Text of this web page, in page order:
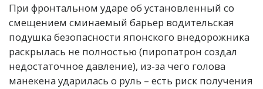
При фронтальном ударе об установленный со
смещением сминаемый барьер водительская
подушка безопасности японского внедорожника
раскрылась не полностью (пиропатрон создал
недостаточное давление), из-за чего голова
манекена ударилась о руль – есть риск получения